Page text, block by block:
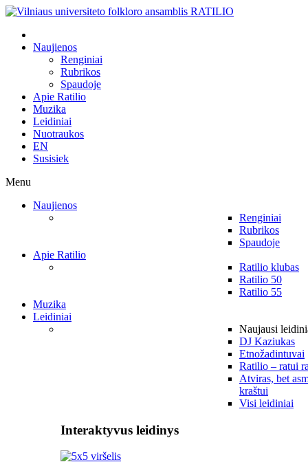
Naujienos
Renginiai
Rubrikos
Spaudoje
Apie Ratilio
Muzika
Leidiniai
Nuotraukos
EN
Susisiek
Menu
Naujienos
Renginiai
Rubrikos
Spaudoje
Apie Ratilio
Ratilio klubas
Ratilio 50
Ratilio 55
Muzika
Leidiniai
Naujausi
DJ Kaziukas
Etnožadintuvai
Ratilio – ratui
Atviras, bet
kraštui
Visi leidiniai
Interaktyvus leidinys